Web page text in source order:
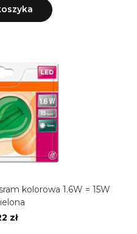
kolorowa 1.6W = 15W
zł